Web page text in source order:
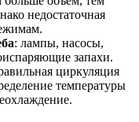
недостаточная
: лампы, насосы,
запахи.
циркуляция
температуры